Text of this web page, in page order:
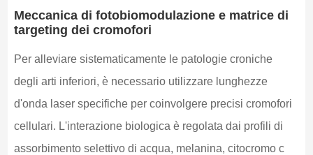
Meccanica di fotobiomodulazione e matrice di
targeting dei cromofori
Per alleviare sistematicamente le patologie croniche
degli arti inferiori, è necessario utilizzare lunghezze
d'onda laser specifiche per coinvolgere precisi cromofori
cellulari. L'interazione biologica è regolata dai profili di
assorbimento selettivo di acqua, melanina, citocromo c